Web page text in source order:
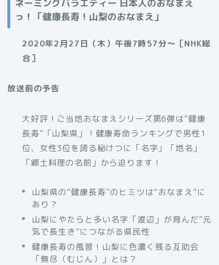
ネーミングバラエティー 日本人のおなまえ
っ！「健康長寿！山梨のおなまえ」
2020年2月27日（木）午後7時57分～［NHK総
合］
放送前の予告
大好評！ご当地おなまえシリーズ第6弾は“健康
長寿”「山梨県」！健康寿命ランキングで男性1
位、女性3位を誇る秘けつに「名字」「地名」
「郷土料理の名前」から迫ります！
山梨県の“健康長寿”のヒミツは“おなまえ”に
あり？
山梨にやたらと多い名字「渡辺」が育んだ“元
気で長生き”につながる県民性
健康長寿の風習！山梨に色濃く残る互助会
「無尽（むじん）」とは？